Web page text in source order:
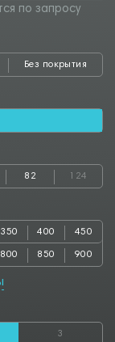
по запросу
Без покрытия
82 124
350 400 450
800 850 900
2200 2250
3